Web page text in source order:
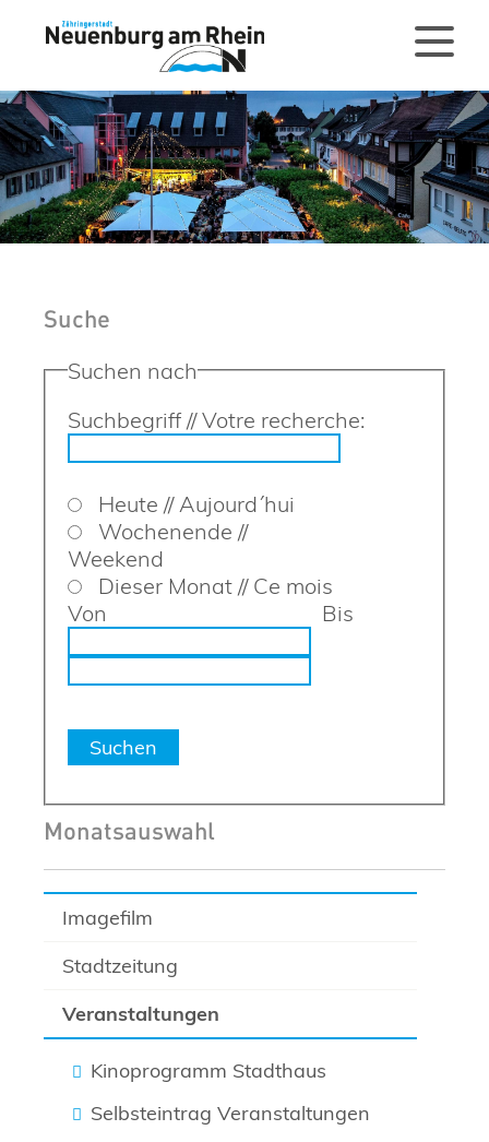
Imagefilm
Stadtzeitung
Veranstaltungen
Kinoprogramm Stadthaus
Selbsteintrag Veranstaltungen
Suche
Suchen nach
Suchbegriff // Votre recherche:
Heute // Aujourd´hui
Wochenende //
Weekend
Dieser Monat // Ce mois
Von
Bis
Monatsauswahl